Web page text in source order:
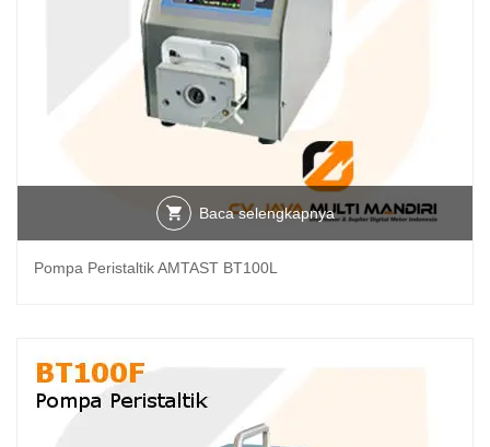
Baca selengkapnya
Pompa Peristaltik AMTAST BT100L